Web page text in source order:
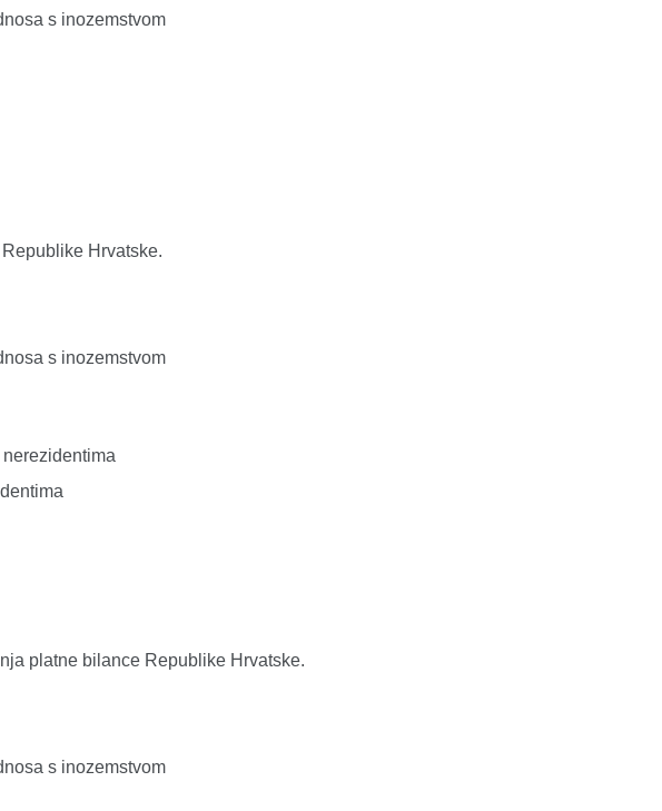
s inozemstvom
Hrvatske.
s inozemstvom
platne bilance Republike Hrvatske.
s inozemstvom